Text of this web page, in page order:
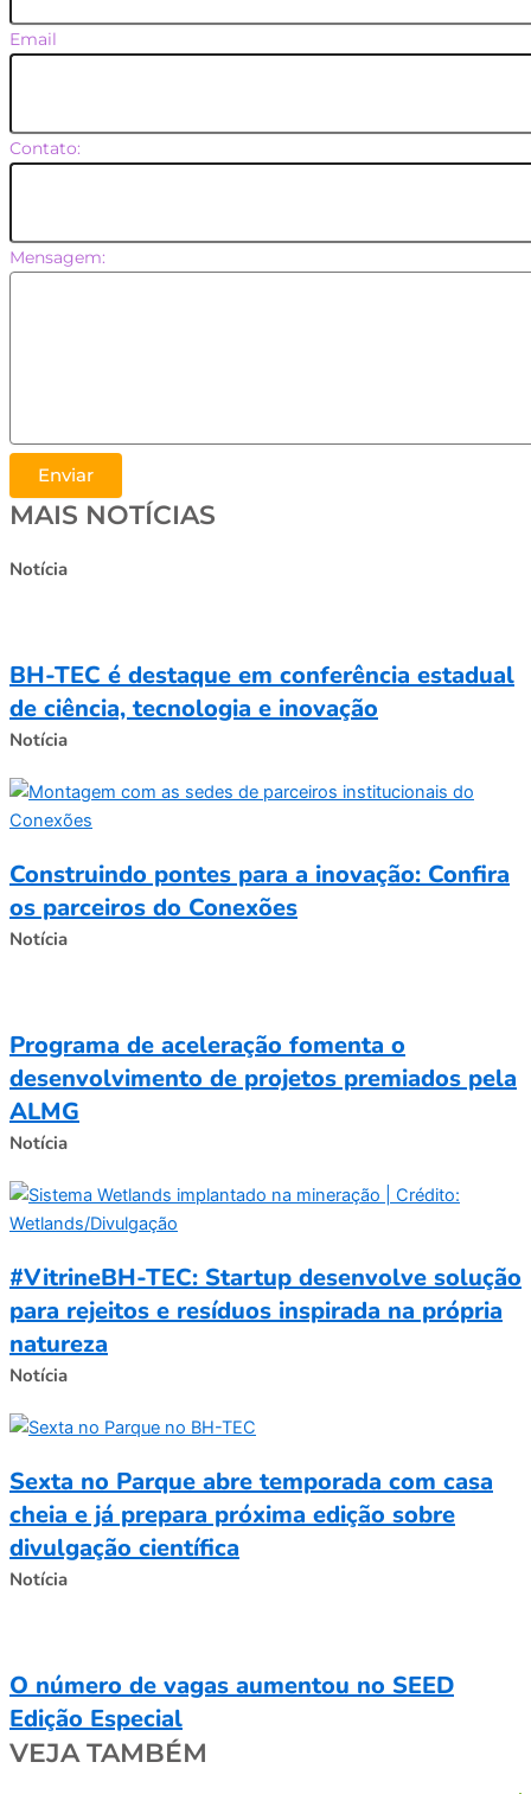
Email
Contato:
Mensagem:
Enviar
MAIS NOTÍCIAS
Notícia
BH-TEC é destaque em conferência estadual
de ciência, tecnologia e inovação
Notícia
Construindo pontes para a inovação: Confira
os parceiros do Conexões
Notícia
Programa de aceleração fomenta o
desenvolvimento de projetos premiados pela
ALMG
Notícia
#VitrineBH-TEC: Startup desenvolve solução
para rejeitos e resíduos inspirada na própria
natureza
Notícia
Sexta no Parque abre temporada com casa
cheia e já prepara próxima edição sobre
divulgação científica
Notícia
O número de vagas aumentou no SEED
Edição Especial
VEJA TAMBÉM